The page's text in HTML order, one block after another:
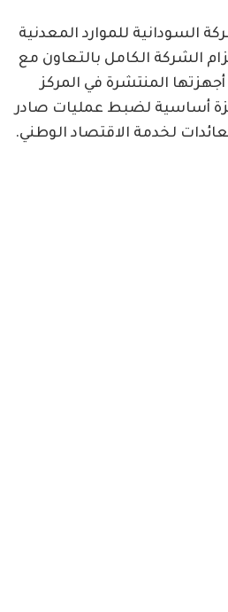
السودانية للموارد المعدنية
الشركة الكامل بالتعاون مع
المنتشرة في المركز
أساسية لضبط عمليات صادر
لخدمة الاقتصاد الوطني.